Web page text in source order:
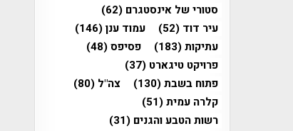
סטורי של אינסטגרם (62)
עיר דוד (52) עמוד ענן(146)
עתיקות(183) פסיפס(48)
פרויקט טיגארט (37)
פתוח בשבת(130) צה"ל (80)
קלרה עמית(51)
רשות הטבע והגנים (31)